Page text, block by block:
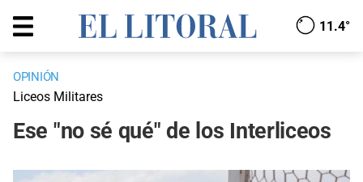
11.4°
OPINIÓN
Liceos Militares
Ese "no sé qué" de los Interliceos